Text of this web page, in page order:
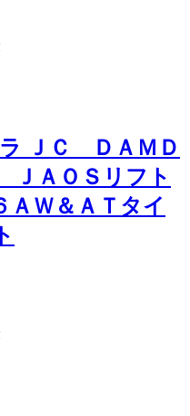
ＪＣ ＤＡＭＤ
ＡＯＳリフト
Ｗ＆ＡＴタイ